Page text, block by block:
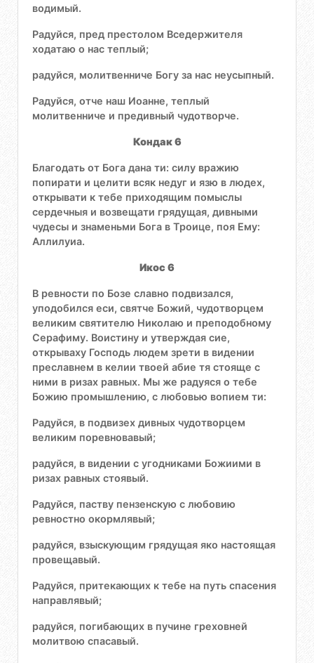
водимый.
Радуйся, пред престолом Вседержителя
ходатаю о нас теплый;
радуйся, молитвенниче Богу за нас неусыпный.
Радуйся, отче наш Иоанне, теплый
молитвенниче и предивный чудотворче.
Кондак 6
Благодать от Бога дана ти: силу вражию
попирати и целити всяк недуг и язю в людех,
открывати к тебе приходящим помыслы
сердечныя и возвещати грядущая, дивными
чудесы и знаменьми Бога в Троице, поя Ему:
Аллилуиа.
Икос 6
В ревности по Бозе славно подвизался,
уподобился еси, святче Божий, чудотворцем
великим святителю Николаю и преподобному
Серафиму. Воистину и утверждая сие,
открываху Господь людем зрети в видении
преславнем в келии твоей абие тя стояще с
ними в ризах равных. Мы же радуяся о тебе
Божию промышлению, с любовью вопием ти:
Радуйся, в подвизех дивных чудотворцем
великим поревновавый;
радуйся, в видении с угодниками Божиими в
ризах равных стоявый.
Радуйся, паству пензенскую с любовию
ревностно окормлявый;
радуйся, взыскующим грядущая яко настоящая
провещавый.
Радуйся, притекающих к тебе на путь спасения
направлявый;
радуйся, погибающих в пучине греховней
молитвою спасавый.